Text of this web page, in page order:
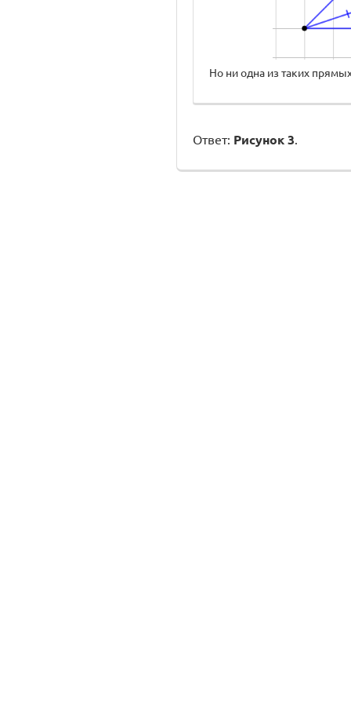
Но ни одна из таких
Ответ: Рисунок 3.